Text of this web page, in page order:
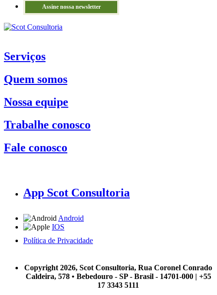
Assine nossa newsletter
Serviços
Quem somos
Nossa equipe
Trabalhe conosco
Fale conosco
App Scot Consultoria
Android
IOS
Política de Privacidade
Copyright 2026, Scot Consultoria, Rua Coronel Conrado
Caldeira, 578 • Bebedouro - SP - Brasil - 14701-000 | +55
17 3343 5111